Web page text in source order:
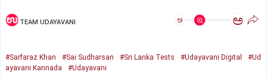
TEAM UDAYAVANI ಅ ಅ
#Sarfaraz Khan #Sai Sudharsan #Sri Lanka Tests #Udayavani Digital
#Ud
ayavani Kannada
#Udayavani